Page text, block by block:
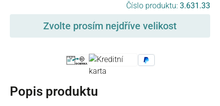
Číslo produktu: 3.631.33
Zvolte prosím nejdříve velikost
Popis produktu